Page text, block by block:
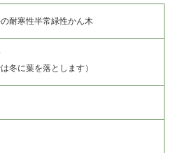
耐寒性半常緑性かん木
冬に葉を落とします）